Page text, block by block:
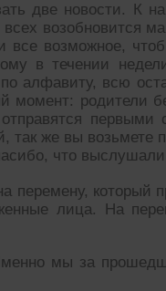
две новости. К
возобновится
все возможное,
в течении
алфавиту, всю
момент: родители
так же вы возьмете
что
перемену, который
лица. На
мы за